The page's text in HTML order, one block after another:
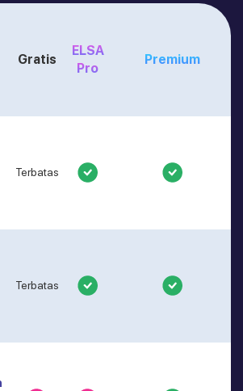
Gratis
ELSA
Pro
Premium
Terbatas
Terbatas